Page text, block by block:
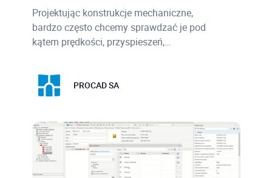
Projektując konstrukcje mechaniczne,
bardzo często chcemy sprawdzać je pod
kątem prędkości, przyspieszeń,…
PROCAD SA